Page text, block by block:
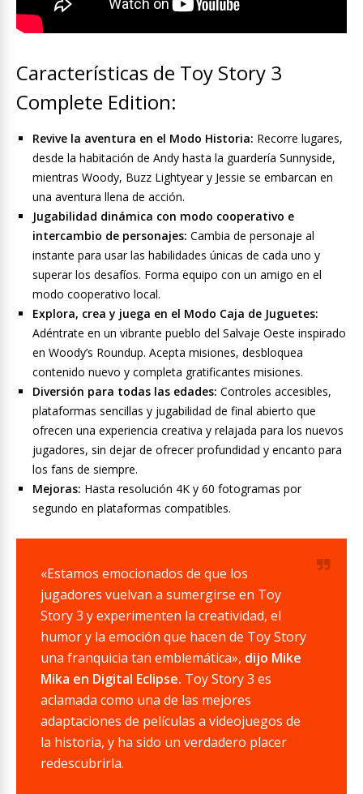
Características de Toy Story 3
Complete Edition:
Revive la aventura en el Modo Historia: Recorre lugares,
desde la habitación de Andy hasta la guardería Sunnyside,
mientras Woody, Buzz Lightyear y Jessie se embarcan en
una aventura llena de acción.
Jugabilidad dinámica con modo cooperativo e
intercambio de personajes: Cambia de personaje al
instante para usar las habilidades únicas de cada uno y
superar los desafíos. Forma equipo con un amigo en el
modo cooperativo local.
Explora, crea y juega en el Modo Caja de Juguetes:
Adéntrate en un vibrante pueblo del Salvaje Oeste inspirado
en Woody’s Roundup. Acepta misiones, desbloquea
contenido nuevo y completa gratificantes misiones.
Diversión para todas las edades: Controles accesibles,
plataformas sencillas y jugabilidad de final abierto que
ofrecen una experiencia creativa y relajada para los nuevos
jugadores, sin dejar de ofrecer profundidad y encanto para
los fans de siempre.
Mejoras: Hasta resolución 4K y 60 fotogramas por
segundo en plataformas compatibles.
«Estamos emocionados de que los
jugadores vuelvan a sumergirse en Toy
Story 3 y experimenten la creatividad, el
humor y la emoción que hacen de Toy Story
una franquicia tan emblemática», dijo Mike
Mika en Digital Eclipse. Toy Story 3 es
aclamada como una de las mejores
adaptaciones de películas a videojuegos de
la historia, y ha sido un verdadero placer
redescubrirla.